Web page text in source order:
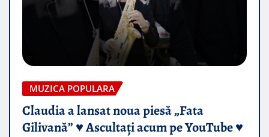
MUZICA POPULARA
Claudia a lansat noua piesă „Fata
Gilivană” ♥️ Ascultați acum pe YouTube ♥️